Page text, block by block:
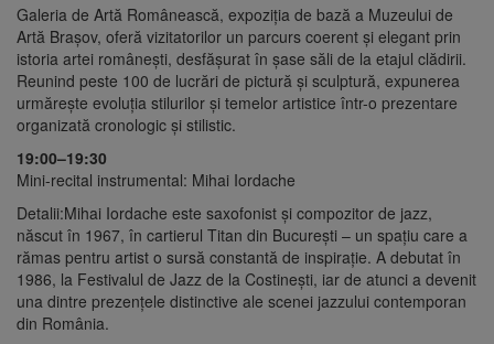
Galeria de Artă Românească, expoziția de bază a Muzeului de
Artă Brașov, oferă vizitatorilor un parcurs coerent și elegant prin
istoria artei românești, desfășurat în șase săli de la etajul clădirii.
Reunind peste 100 de lucrări de pictură și sculptură, expunerea
urmărește evoluția stilurilor și temelor artistice într-o prezentare
organizată cronologic și stilistic.
19:00–19:30
Mini-recital instrumental: Mihai Iordache
Detalii:Mihai Iordache este saxofonist și compozitor de jazz,
născut în 1967, în cartierul Titan din București – un spațiu care a
rămas pentru artist o sursă constantă de inspirație. A debutat în
1986, la Festivalul de Jazz de la Costinești, iar de atunci a devenit
una dintre prezențele distinctive ale scenei jazzului contemporan
din România.